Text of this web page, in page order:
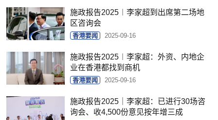
施政报告2025︱李家超到出席第二场地
区咨询会
香港要闻 2025-09-16
施政报告2025︱李家超：外资、内地企
业在香港都找到商机
香港要闻 2025-09-16
施政报告2025｜李家超：已进行30场咨
询会、收4,500份意见按年增三成